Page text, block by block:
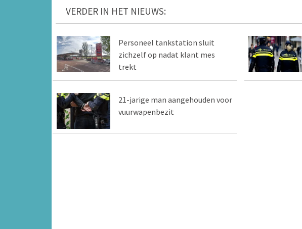
VERDER IN HET NIEUWS:
Personeel tankstation sluit
zichzelf op nadat klant mes
trekt
21-jarige man aangehouden voor
vuurwapenbezit